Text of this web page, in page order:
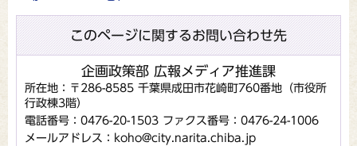
このページに関するお問い合わせ先
企画政策部 広報メディア推進課
所在地：〒286-8585 千葉県成田市花崎町760番地（市役所
行政棟3階）
電話番号：0476-20-1503 ファクス番号：0476-24-1006
メールアドレス：koho@city.narita.chiba.jp